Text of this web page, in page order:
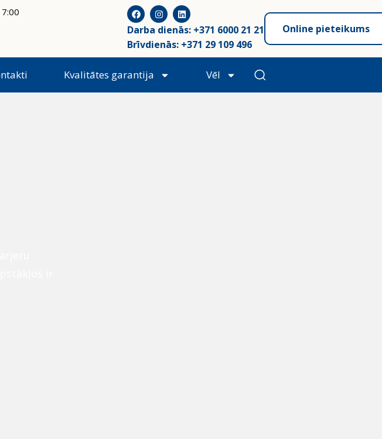
Darba dienās: +371 6000 21 21
Brīvdienās: +371 29 109 496
Online pieteikums
Kvalitātes garantija Vēl